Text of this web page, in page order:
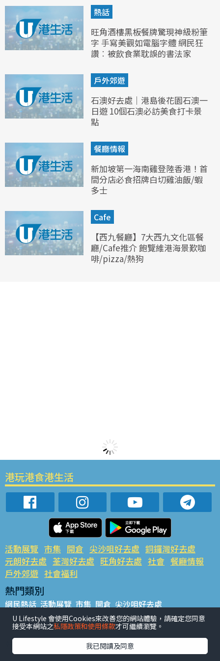
熱話
旺角酒樓黑板餐牌驚現神級粉筆
字 手寫美觀如電腦字體 網民狂
讚︰被飲食業耽誤的書法家
戶外郊遊
石澳好去處｜港島後花園石澳一
日遊 10個石澳必訪美食打卡景
點
餐廳情報
新加坡第一海南雞登陸香港！首
間分店必食招牌白切雞油飯/蝦
多士
Cafe
【西九餐廳】7大西九文化區餐
廳/Cafe推介 飽覽維港海景歎咖
啡/pizza/熱狗
港玩港食港生活
活動展覽 市集 開倉 尖沙咀好去處 銅鑼灣好去處
元朗好去處 荃灣好去處 旺角好去處 社會 餐廳情報
戶外郊遊 社會福利
熱門類別
網民熱話 活動展覽 市集 開倉 尖沙咀好去處
銅鑼灣好去處 元朗好去處 荃灣好去處 旺角好去處 社會
餐廳情報 戶外郊遊
熱門標籤
#UGO搵好去處 #人氣活動推介 #美食社群熱話
U Lifestyle 會使用Cookies來改善您的網站體驗，請確定您同意
接受本網站之私隱政策和使用條款才可繼續瀏覽。
我已閱讀及同意